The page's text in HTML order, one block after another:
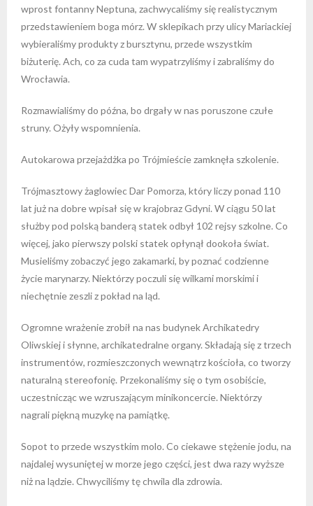
wprost fontanny Neptuna, zachwycaliśmy się realistycznym
przedstawieniem boga mórz. W sklepikach przy ulicy Mariackiej
wybieraliśmy produkty z bursztynu, przede wszystkim
biżuterię. Ach, co za cuda tam wypatrzyliśmy i zabraliśmy do
Wrocławia.
Rozmawialiśmy do późna, bo drgały w nas poruszone czułe
struny. Ożyły wspomnienia.
Autokarowa przejażdżka po Trójmieście zamknęła szkolenie.
Trójmasztowy żaglowiec Dar Pomorza, który liczy ponad 110
lat już na dobre wpisał się w krajobraz Gdyni. W ciągu 50 lat
służby pod polską banderą statek odbył 102 rejsy szkolne. Co
więcej, jako pierwszy polski statek opłynął dookoła świat.
Musieliśmy zobaczyć jego zakamarki, by poznać codzienne
życie marynarzy. Niektórzy poczuli się wilkami morskimi i
niechętnie zeszli z pokład na ląd.
Ogromne wrażenie zrobił na nas budynek Archikatedry
Oliwskiej i słynne, archikatedralne organy. Składają się z trzech
instrumentów, rozmieszczonych wewnątrz kościoła, co tworzy
naturalną stereofonię. Przekonaliśmy się o tym osobiście,
uczestnicząc we wzruszającym minikoncercie. Niektórzy
nagrali piękną muzykę na pamiątkę.
Sopot to przede wszystkim molo. Co ciekawe stężenie jodu, na
najdalej wysuniętej w morze jego części, jest dwa razy wyższe
niż na lądzie. Chwyciliśmy tę chwila dla zdrowia.